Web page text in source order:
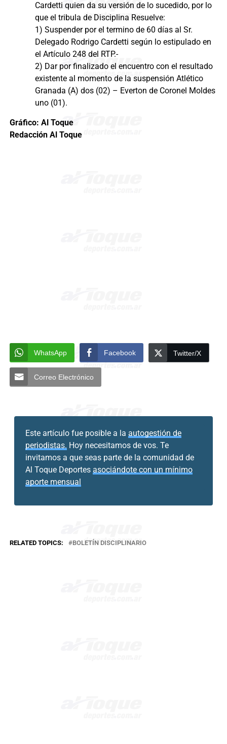
Cardetti quien da su versión de lo sucedido, por lo
que el tribula de Disciplina Resuelve:
1) Suspender por el termino de 60 días al Sr.
Delegado Rodrigo Cardetti según lo estipulado en
el Artículo 248 del RTP.-
2) Dar por finalizado el encuentro con el resultado
existente al momento de la suspensión Atlético
Granada (A) dos (02) – Everton de Coronel Moldes
uno (01).
Gráfico: Al Toque
Redacción Al Toque
WhatsApp Facebook Twitter/X
Correo Electrónico
Este artículo fue posible a la autogestión de
periodistas. Hoy necesitamos de vos. Te
invitamos a que seas parte de la comunidad de
Al Toque Deportes asociándote con un mínimo
aporte mensual
RELATED TOPICS: BOLETÍN DISCIPLINARIO